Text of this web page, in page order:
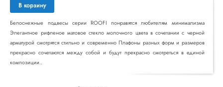
В корзину
Белоснежные подвесы серии ROOFI понравятся любителям минимализма
Элегантное рифленое матовое стекло молочного цвета в сочетании с черной
арматурой смотрятся стильно и современно Плафоны разных форм и размеров
прекрасно сочетаются между собой и будут прекрасно смотреться в единой
композиции..